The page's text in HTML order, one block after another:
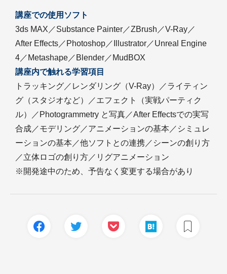
講座での使用ソフト
3ds MAX／Substance Painter／ZBrush／V-Ray／
After Effects／Photoshop／Illustrator／Unreal Engine
4／Metashape／Blender／MudBOX
講座内で触れる学習項目
トラッキング／レンダリング（V-Ray）／ライティン
グ（スタジオなど）／エフェクト（実戦パーティク
ル）／Photogrammetry と写真／After Effectsでの実写
合成／モデリング／アニメーションの基本／シミュレ
ーションの基本／他ソフトとの連携／シーンの創り方
／立体ロゴの創り方／リグアニメーション
※開発途中のため、予告なく変更する場合があり